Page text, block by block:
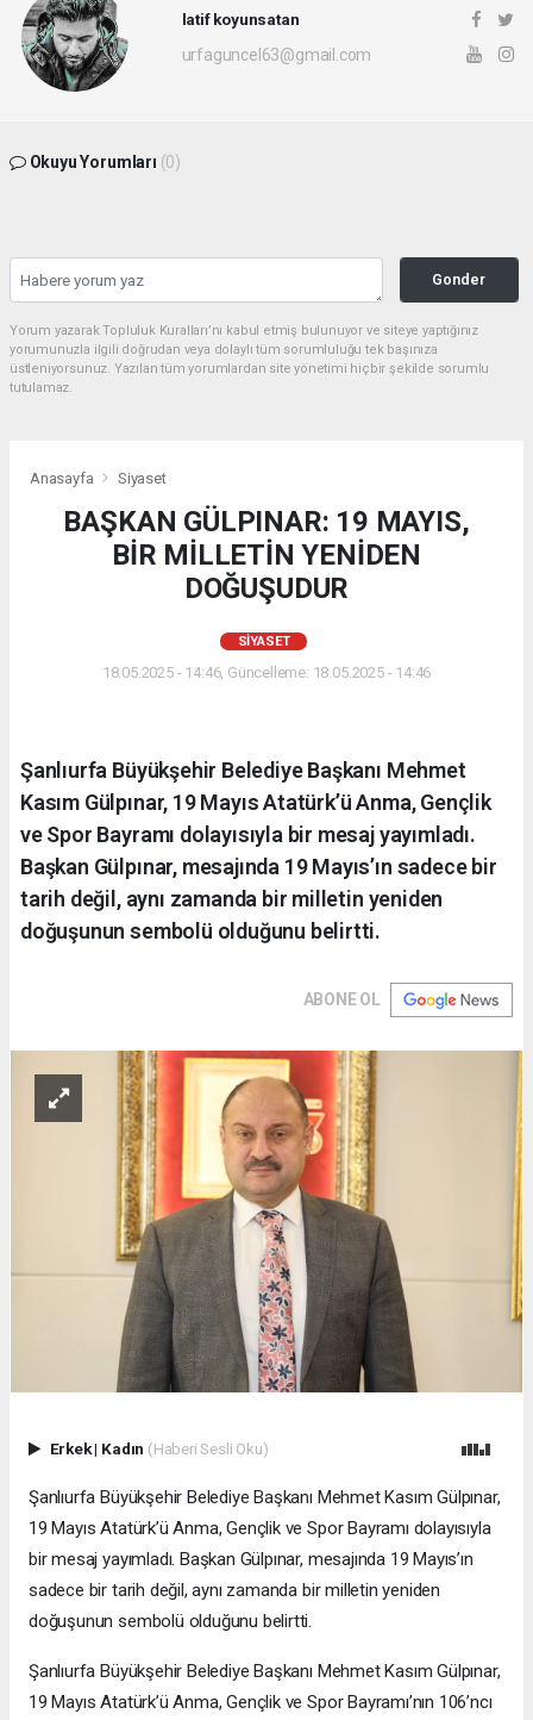
latif koyunsatan
urfaguncel63@gmail.com
Okuyu Yorumları (0)
Gonder
Yorum yazarak Topluluk Kuralları’nı kabul etmiş bulunuyor ve siteye yaptığınız
yorumunuzla ilgili doğrudan veya dolaylı tüm sorumluluğu tek başınıza
üstleniyorsunuz. Yazılan tüm yorumlardan site yönetimi hiçbir şekilde sorumlu
tutulamaz.
Anasayfa Siyaset
BAŞKAN GÜLPINAR: 19 MAYIS,
BİR MİLLETİN YENİDEN
DOĞUŞUDUR
SIYASET
18.05.2025 - 14:46, Güncelleme: 18.05.2025 - 14:46
Şanlıurfa Büyükşehir Belediye Başkanı Mehmet
Kasım Gülpınar, 19 Mayıs Atatürk’ü Anma, Gençlik
ve Spor Bayramı dolayısıyla bir mesaj yayımladı.
Başkan Gülpınar, mesajında 19 Mayıs’ın sadece bir
tarih değil, aynı zamanda bir milletin yeniden
doğuşunun sembolü olduğunu belirtti.
ABONE OL
Erkek| Kadın (Haberi Sesli Oku)
Şanlıurfa Büyükşehir Belediye Başkanı Mehmet Kasım Gülpınar,
19 Mayıs Atatürk’ü Anma, Gençlik ve Spor Bayramı dolayısıyla
bir mesaj yayımladı. Başkan Gülpınar, mesajında 19 Mayıs’ın
sadece bir tarih değil, aynı zamanda bir milletin yeniden
doğuşunun sembolü olduğunu belirtti.
Şanlıurfa Büyükşehir Belediye Başkanı Mehmet Kasım Gülpınar,
19 Mayıs Atatürk’ü Anma, Gençlik ve Spor Bayramı’nın 106’ncı